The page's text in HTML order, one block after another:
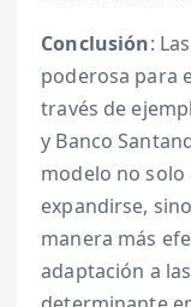
Conclusión:
poderosa para
través de
y Banco
modelo no solo
expandirse,
manera más
adaptación a